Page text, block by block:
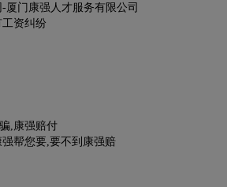
厦门康强人才服务有限公司
工资纠纷
,康强赔付
帮您要,要不到康强赔